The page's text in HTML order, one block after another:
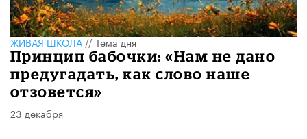
ЖИВАЯ ШКОЛА//Тема дня
Принцип бабочки: «Нам не дано
предугадать, как слово наше
отзовется»
23 декабря